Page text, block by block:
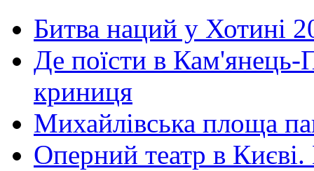
Битва наций у Хотині
Де поїсти в Кам'янець-
криниця
Михайлівська площа
Оперний театр в